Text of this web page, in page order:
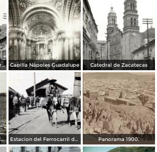
Avenida Hidalgo y Catedral de Zacatecas Capilla Nápoles Guadalupe Catedral de Zacatecas
Panorama de Zacatecas ( 1909 ). Estacion del Ferrocarril de Zacatecas ( 1909 ). Panorama 1900.